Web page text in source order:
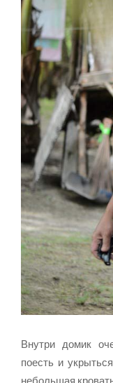
Внутри домик
поесть и
небольшая